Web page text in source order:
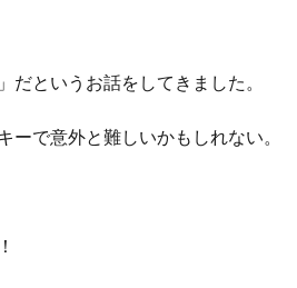
というお話をしてきました。
で意外と難しいかもしれない。